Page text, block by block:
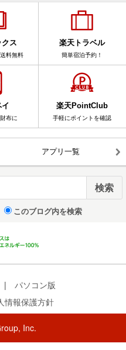
ス
料無料
楽天トラベル
簡単宿泊予約！
イ
布に
楽天PointClub
手軽にポイントを確認
アプリ一覧
このブログ内を検索
|
パソコン版
情報保護方針
Inc.